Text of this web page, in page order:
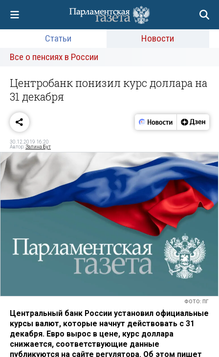
Статьи
Новости
Все о пенсиях в России
Центробанк понизил курс доллара на
31 декабря
30.12.2019 16:20
Автор:Залина Бут
ФОТО: ПГ
Центральный банк России установил официальные
курсы валют, которые начнут действовать с 31
декабря. Евро вырос в цене, курс доллара
снижается, соответствующие данные
публикуются на сайте регулятора. Об этом пишет